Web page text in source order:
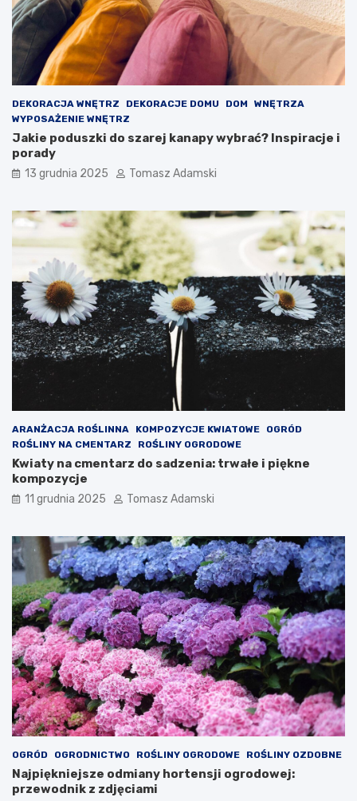
DEKORACJA WNĘTRZ DEKORACJE DOMU DOM
WNĘTRZA
WYPOSAŻENIE WNĘTRZ
Jakie poduszki do szarej kanapy wybrać? Inspiracje i
porady
13 grudnia 2025 Tomasz Adamski
ARANŻACJA ROŚLINNA KOMPOZYCJE KWIATOWE
OGRÓD
ROŚLINY NA CMENTARZ
ROŚLINY OGRODOWE
Kwiaty na cmentarz do sadzenia: trwałe i piękne
kompozycje
11 grudnia 2025 Tomasz Adamski
OGRÓD OGRODNICTWO ROŚLINY OGRODOWE ROŚLINY OZDOBNE
Najpiękniejsze odmiany hortensji ogrodowej:
przewodnik z zdjęciami